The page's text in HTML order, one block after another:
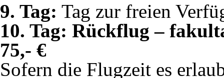
9. Tag: Tag zur freien
10. Tag: Rückflug –
75,- €
Sofern die Flugzeit es